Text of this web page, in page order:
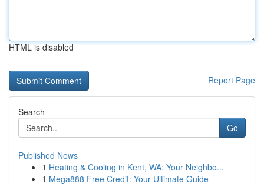
HTML is disabled
Report Page
Search
Go
Published News
1 Heating & Cooling in Kent, WA: Your Neighbo...
1 Mega888 Free Credit: Your Ultimate Guide